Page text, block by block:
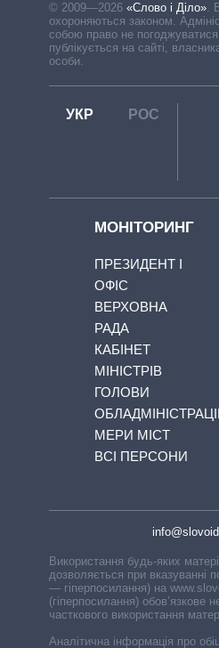
© 2009—2026 «Слово і Діло».
охороняються законом.
собою право не
публікується на сайті,
особи.
УКР РОС
МОНІТОРИНГ
ПРЕЗИДЕНТ І
ОФІС
ВЕРХОВНА
РАДА
КАБІНЕТ
МІНІСТРІВ
ГОЛОВИ
МЕРИ МІСТ
ВСІ ПЕРСОНИ
Використання будь-яких
дозволяється при вказуванні
— гіперпосилання) на
(гіперпосилання) обов’язкове
часткового використання
Аналітична інформація про